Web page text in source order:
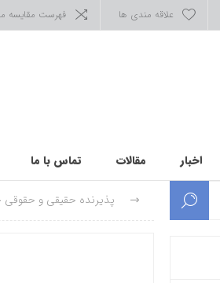
علاقه مندی ها فهرست مقایسه
اخبار مقالات تماس با ما
پذیرنده حقیقی و